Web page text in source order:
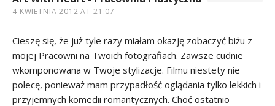
4 KWIETNIA 2012 AT 21:07
Cieszę się, że już tyle razy miałam okazję zobaczyć biżu z
mojej Pracowni na Twoich fotografiach. Zawsze cudnie
wkomponowana w Twoje stylizacje. Filmu niestety nie
polecę, ponieważ mam przypadłość oglądania tylko lekkich i
przyjemnych komedii romantycznych. Choć ostatnio